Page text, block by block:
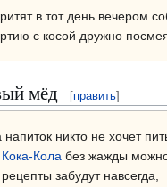
в тот день вечером
с косой дружно
мёд [править]
напиток никто не хочет
Кока-Кола без жажды
забудут навсегда,